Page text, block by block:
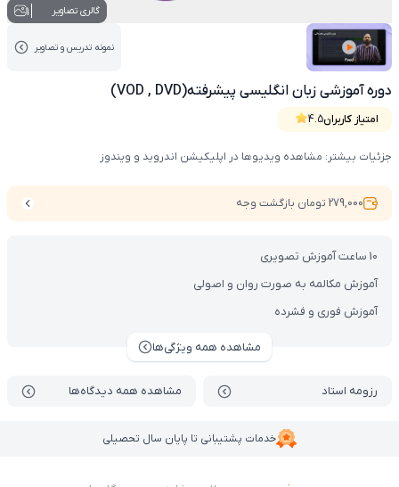
گالری تصاویر 1
عکس کاور نمونه تدریس
نمونه تدریس‌ و تصاویر
دوره آموزشی زبان انگلیسی پیشرفته(VOD , DVD)
امتیاز کاربران4.5
10 ساعت آموزش تصویری
آموزش مکالمه به صورت روان و اصولی
آموزش فوری و فشرده
مشاهده همه ویژگی‌ها
رزومه استاد مشاهده همه دیدگاه‌ها
خدمات پشتیبانی تا پایان سال تحصیلی
جزئیات بیشتر: مشاهده ویدیوها در اپلیکیشن اندروید و ویندوز
279,000 تومان بازگشت وجه